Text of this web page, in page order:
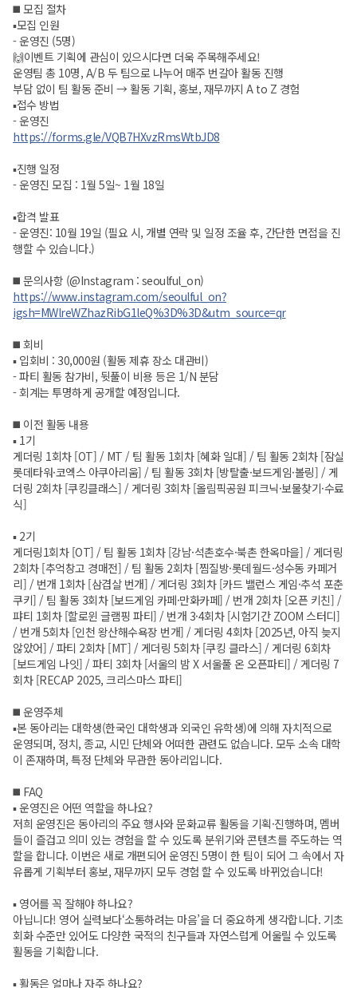
◼️ 모집 절차
▪️모집 인원
- 운영진 (5명)
🙌이벤트 기획에 관심이 있으시다면 더욱 주목해주세요!
운영팀 총 10명, A/B 두 팀으로 나누어 매주 번갈아 활동 진행
부담 없이 팀 활동 준비 → 활동 기획, 홍보, 재무까지 A to Z 경험
▪️접수 방법
- 운영진
https://forms.gle/VQB7HXvzRmsWtbJD8
▪️진행 일정
- 운영진 모집 : 1월 5일~ 1월 18일
▪️합격 발표
- 운영진: 10월 19일 (필요 시, 개별 연락 및 일정 조율 후, 간단한 면접을 진
행할 수 있습니다.)
◼️ 문의사항 (@Instagram : seoulful_on)
https://www.instagram.com/seoulful_on?
igsh=MWlreWZhazRibG1leQ%3D%3D&utm_source=qr
◼️ 회비
▪️ 입회비 : 30,000원 (활동 제휴 장소 대관비)
- 파티 활동 참가비, 뒷풀이 비용 등은 1/N 분담
- 회계는 투명하게 공개할 예정입니다.
◼️ 이전 활동 내용
▪️ 1기
게더링 1회차 [OT] / MT / 팀 활동 1회차 [혜화 일대] / 팀 활동 2회차 [잠실
롯데타워·코엑스 아쿠아리움] / 팀 활동 3회차 [방탈출·보드게임·볼링] / 게
더링 2회차 [쿠킹클래스] / 게더링 3회차 [올림픽공원 피크닉·보물찾기·수료
식]
▪️ 2기
게더링1회차 [OT] / 팀 활동 1회차 [강남·석촌호수·북촌 한옥마을] / 게더링
2회차 [추억창고 경매전] / 팀 활동 2회차 [찜질방·롯데월드·성수동 카페거
리] / 번개 1회차 [삼겹살 번개] / 게더링 3회차 [카드 밸런스 게임·추석 포춘
쿠키] / 팀 활동 3회차 [보드게임 카페·만화카페] / 번개 2회차 [오픈 키친] /
퍄티 1회차 [할로윈 글램핑 파티] / 번개 3·4회차 [시험기간 ZOOM 스터디]
/ 번개 5회차 [인천 왕산해수욕장 번개] / 게더링 4회차 [2025년, 아직 늦지
않았어] / 파티 2회차 [MT] / 게더링 5회차 [쿠킹 클라스] / 게더링 6회차
[보드게임 나잇] / 파티 3회차 [서울의 밤 X 서울풀 온 오픈파티] / 게더링 7
회차 [RECAP 2025, 크리스마스 파티]
◼️ 운영주체
▪️본 동아리는 대학생(한국인 대학생과 외국인 유학생)에 의해 자치적으로
운영되며, 정치, 종교, 시민 단체와 어떠한 관련도 없습니다. 모두 소속 대학
이 존재하며, 특정 단체와 무관한 동아리입니다.
◼️ FAQ
▪️ 운영진은 어떤 역할을 하나요?
저희 운영진은 동아리의 주요 행사와 문화교류 활동을 기획·진행하며, 멤버
들이 즐겁고 의미 있는 경험을 할 수 있도록 분위기와 콘텐츠를 주도하는 역
할을 합니다. 이번은 새로 개편되어 운영진 5명이 한 팀이 되어 그 속에서 자
유롭게 기획부터 홍보, 재무까지 모두 경험 할 수 있도록 바뀌었습니다!
▪️ 영어를 꼭 잘해야 하나요?
아닙니다! 영어 실력보다‘소통하려는 마음’을 더 중요하게 생각합니다. 기초
회화 수준만 있어도 다양한 국적의 친구들과 자연스럽게 어울릴 수 있도록
활동을 기획합니다.
▪️ 활동은 얼마나 자주 하나요?